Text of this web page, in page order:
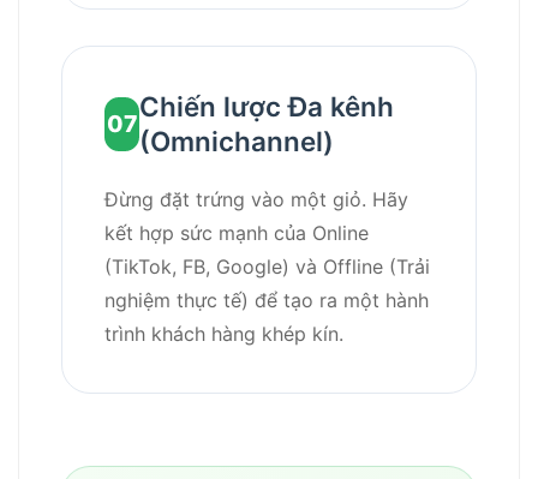
07
Chiến lược Đa kênh
(Omnichannel)
Đừng đặt trứng vào một giỏ. Hãy
kết hợp sức mạnh của Online
(TikTok, FB, Google) và Offline (Trải
nghiệm thực tế) để tạo ra một hành
trình khách hàng khép kín.